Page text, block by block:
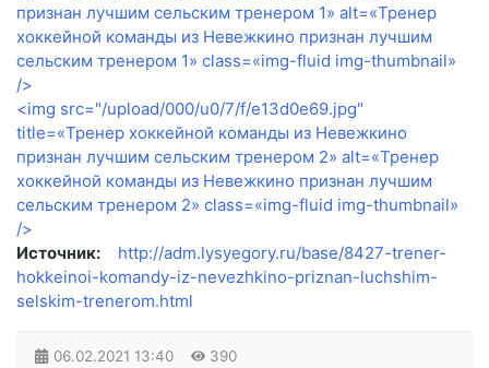
признан лучшим сельским тренером 1» alt=«Тренер
хоккейной команды из Невежкино признан лучшим
сельским тренером 1» class=«img-fluid img-thumbnail»
/>
<img src="/upload/000/u0/7/f/e13d0e69.jpg"
title=«Тренер хоккейной команды из Невежкино
признан лучшим сельским тренером 2» alt=«Тренер
хоккейной команды из Невежкино признан лучшим
сельским тренером 2» class=«img-fluid img-thumbnail»
/>
Источник:
http://adm.lysyegory.ru/base/8427-trener-
hokkeinoi-komandy-iz-nevezhkino-priznan-luchshim-
selskim-trenerom.html
06.02.2021 13:40 390